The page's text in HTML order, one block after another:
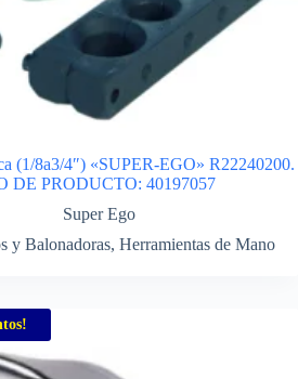
(1/8a3/4″) «SUPER-EGO» R22240200.
DE PRODUCTO: 40197057
Super Ego
y Balonadoras, Herramientas de Mano